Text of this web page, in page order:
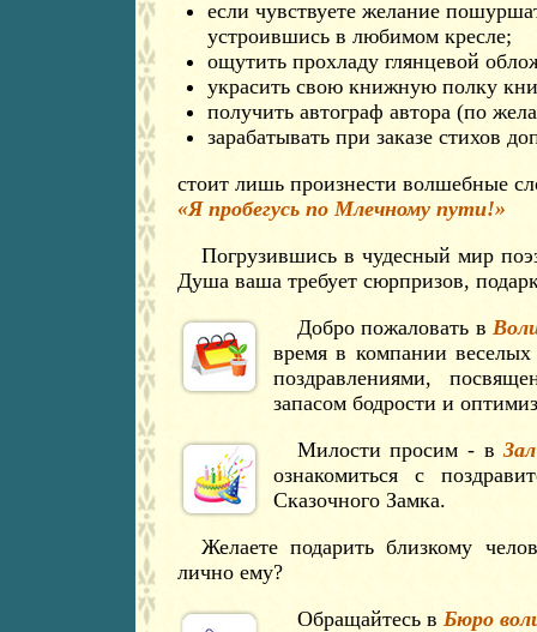
если чувствуете желание
устроившись в любимом кресле;
ощутить прохладу глянцевой
украсить свою книжную полку
получить автограф автора (по
зарабатывать при заказе стихов
стоит лишь произнести волшебные
«Я пробегусь по Млечному пути!»
Погрузившись в чудесный мир
Душа ваша требует сюрпризов,
Добро пожаловать в
время в компании
поздравлениями,
запасом бодрости и
Милости просим - в
ознакомиться с
Сказочного Замка.
Желаете подарить близкому
лично ему?
Обращайтесь в Бюро